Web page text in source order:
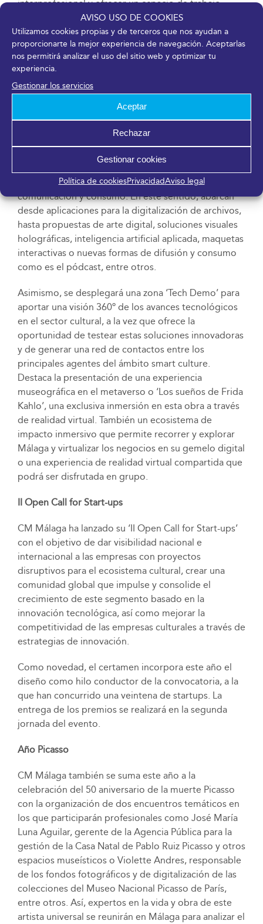
AVISO USO DE COOKIES
Utilizamos cookies propias y de terceros que nos ayudan a
proporcionarte la mejor experiencia de navegación. Aceptarlas
nos permitirá analizar el uso del sitio web y optimizar tu
experiencia.
Gestionar los servicios
Aceptar
Rechazar
Gestionar cookies
Política de cookiesPrivacidadAviso legal
interprofesional y ofrecer un espacio de trabajo
práctico en torno a diferentes temáticas vinculadas
con la innovación.
Herramientas y servicios tecnológicos al servicio de
la cultura
Más de 80 empresas y entidades participarán en los
diferentes contenidos del evento. Por su parte, la
propuesta de servicios y herramientas que están
revolucionando el concepto tradicional de museo,
su conjunto, así como los modelos de gestión,
comunicación y consumo. En este sentido, abarcan
desde aplicaciones para la digitalización de archivos,
hasta propuestas de arte digital, soluciones visuales
holográficas, inteligencia artificial aplicada, maquetas
interactivas o nuevas formas de difusión y consumo
como es el pódcast, entre otros.
Asimismo, se desplegará una zona ‘Tech Demo’ para
aportar una visión 360º de los avances tecnológicos
en el sector cultural, a la vez que ofrece la
oportunidad de testear estas soluciones innovadoras
y de generar una red de contactos entre los
principales agentes del ámbito smart culture.
Destaca la presentación de una experiencia
museográfica en el metaverso o ‘Los sueños de Frida
Kahlo’, una exclusiva inmersión en esta obra a través
de realidad virtual. También un ecosistema de
impacto inmersivo que permite recorrer y explorar
Málaga y virtualizar los negocios en su gemelo digital
o una experiencia de realidad virtual compartida que
podrá ser disfrutada en grupo.
II Open Call for Start-ups
CM Málaga ha lanzado su ‘II Open Call for Start-ups’
con el objetivo de dar visibilidad nacional e
internacional a las empresas con proyectos
disruptivos para el ecosistema cultural, crear una
comunidad global que impulse y consolide el
crecimiento de este segmento basado en la
innovación tecnológica, así como mejorar la
competitividad de las empresas culturales a través de
estrategias de innovación.
Como novedad, el certamen incorpora este año el
diseño como hilo conductor de la convocatoria, a la
que han concurrido una veintena de startups. La
entrega de los premios se realizará en la segunda
jornada del evento.
Año Picasso
CM Málaga también se suma este año a la
celebración del 50 aniversario de la muerte Picasso
con la organización de dos encuentros temáticos en
los que participarán profesionales como José María
Luna Aguilar, gerente de la Agencia Pública para la
gestión de la Casa Natal de Pablo Ruiz Picasso y otros
espacios museísticos o Violette Andres, responsable
de los fondos fotográficos y de digitalización de las
colecciones del Museo Nacional Picasso de París,
entre otros. Así, expertos en la vida y obra de este
artista universal se reunirán en Málaga para analizar el